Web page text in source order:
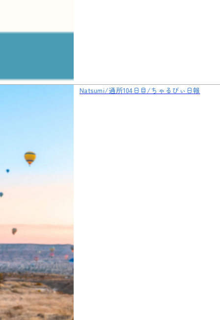
Natsumi/通所104日目/ちゃるびぃ日報